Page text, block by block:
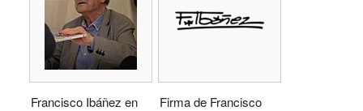
Francisco Ibáñez en
Firma de Francisco